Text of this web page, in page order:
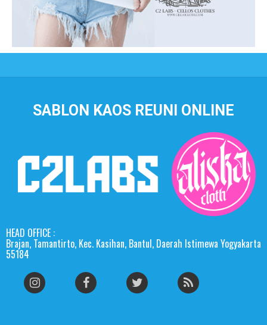
SABLON KAOS REUNI ONLINE
HEAD OFFICE :
Brajan, Tamantirto, Kec. Kasihan, Bantul, Daerah Istimewa Yogyakarta
55184